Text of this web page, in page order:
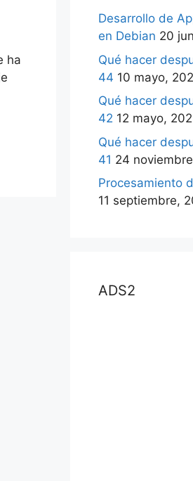
ha
Desarrollo de
en Debian 20
Qué hacer
44 10 mayo,
Qué hacer
42 12 mayo,
Qué hacer
41 24
Procesamiento
11 septiembre,
ADS2